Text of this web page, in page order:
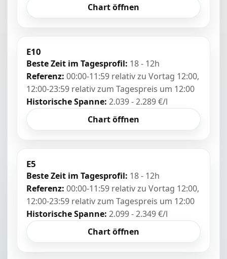
Chart öffnen
E10
Beste Zeit im Tagesprofil: 18 - 12h
Referenz: 00:00-11:59 relativ zu Vortag 12:00,
12:00-23:59 relativ zum Tagespreis um 12:00
Historische Spanne: 2.039 - 2.289 €/l
Chart öffnen
E5
Beste Zeit im Tagesprofil: 18 - 12h
Referenz: 00:00-11:59 relativ zu Vortag 12:00,
12:00-23:59 relativ zum Tagespreis um 12:00
Historische Spanne: 2.099 - 2.349 €/l
Chart öffnen